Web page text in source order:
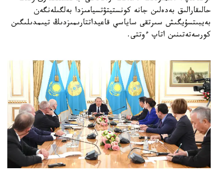
حالىقارالىق بەدەلىن جانە كونستيتۋتسيامىزدا بەلگىلەنگەن
بەيبىتسۇيگىش سىرتقى ساياسي قاعيداتتارىمىزدىڭ تيىمدىلىگىن
كورسەتەتىنىن اتاپ ءوتتى.